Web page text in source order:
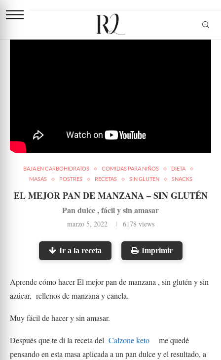
BAJA EN CARBOHIDRATOS COMIDAS PARA NIÑOS
DIETA
MASAS
POSTRES RECETAS SIN GLUTEN SNACKS
EL MEJOR PAN DE MANZANA – SIN GLUTÉN
Pan dulce , fácil y sin amasar
marzo 5, 2022 6178 views
Ir a la receta Imprimir
Aprende cómo hacer El mejor pan de manzana , sin glutén y sin
azúcar, rellenos de manzana y canela.
Muy fácil de hacer y sin amasar.
Después que te di la receta del Calzone keto me quedé
pensando en esta masa aplicada a un pan dulce y el resultado, a